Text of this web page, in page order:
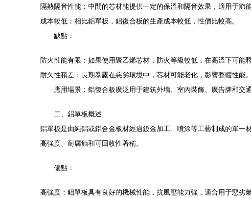
隔熱隔音性能：中間的芯材能提供一定的保溫和隔音效果，適用于節能
成本較低：相比鋁單板，鋁復合板的生產成本較低，性價比較高。
缺點：
防火性能有限：如果使用聚乙烯芯材，防火等級較低，在高溫下可能
耐久性稍差：長期暴露在惡劣環境中，芯材可能老化，影響整體性能。
應用場景：鋁復合板廣泛用于建筑外墻、室內裝飾、廣告牌和交
二、鋁單板概述
鋁單板是由純鋁或鋁合金板材經過鈑金加工、噴涂等工藝制成的單
高強度、耐腐蝕和可回收性著稱。
優點：
高強度：鋁單板具有良好的機械性能，抗風壓能力強，適合用于惡劣氣